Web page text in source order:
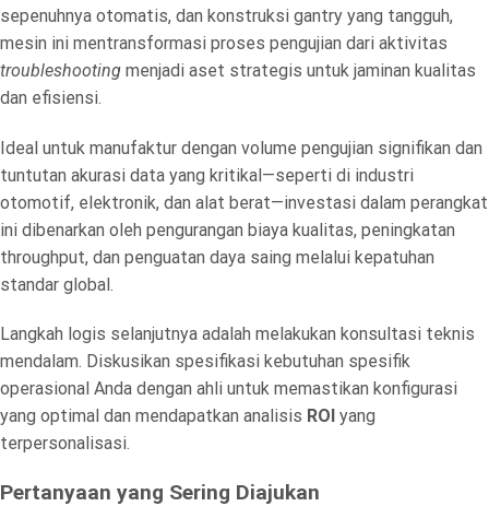
sepenuhnya otomatis, dan konstruksi gantry yang tangguh,
mesin ini mentransformasi proses pengujian dari aktivitas
troubleshooting menjadi aset strategis untuk jaminan kualitas
dan efisiensi.
Ideal untuk manufaktur dengan volume pengujian signifikan dan
tuntutan akurasi data yang kritikal—seperti di industri
otomotif, elektronik, dan alat berat—investasi dalam perangkat
ini dibenarkan oleh pengurangan biaya kualitas, peningkatan
throughput, dan penguatan daya saing melalui kepatuhan
standar global.
Langkah logis selanjutnya adalah melakukan konsultasi teknis
mendalam. Diskusikan spesifikasi kebutuhan spesifik
operasional Anda dengan ahli untuk memastikan konfigurasi
yang optimal dan mendapatkan analisis ROI yang
terpersonalisasi.
Pertanyaan yang Sering Diajukan